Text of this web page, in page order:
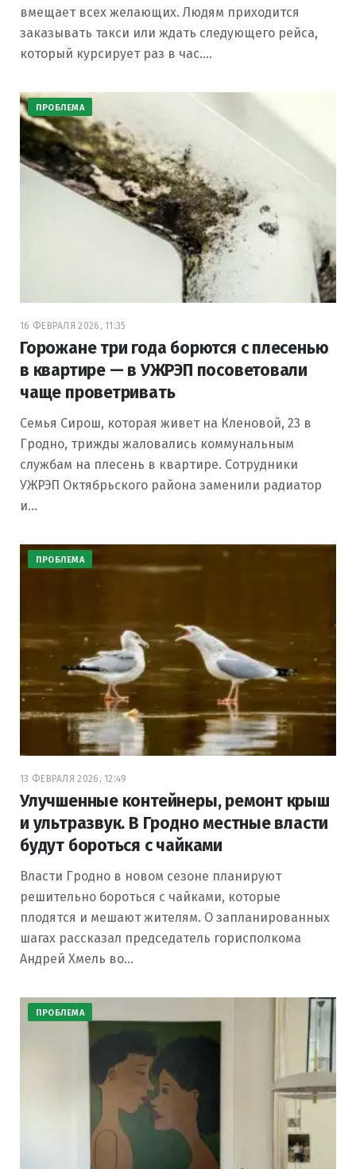
вмещает всех желающих. Людям приходится
заказывать такси или ждать следующего рейса,
который курсирует раз в час.…
ПРОБЛЕМА
16 ФЕВРАЛЯ 2026, 11:35
Горожане три года борются с плесенью
в квартире — в УЖРЭП посоветовали
чаще проветривать
Семья Сирош, которая живет на Кленовой, 23 в
Гродно, трижды жаловались коммунальным
службам на плесень в квартире. Сотрудники
УЖРЭП Октябрьского района заменили радиатор
и…
ПРОБЛЕМА
13 ФЕВРАЛЯ 2026, 12:49
Улучшенные контейнеры, ремонт крыш
и ультразвук. В Гродно местные власти
будут бороться с чайками
Власти Гродно в новом сезоне планируют
решительно бороться с чайками, которые
плодятся и мешают жителям. О запланированных
шагах рассказал председатель горисполкома
Андрей Хмель во…
ПРОБЛЕМА